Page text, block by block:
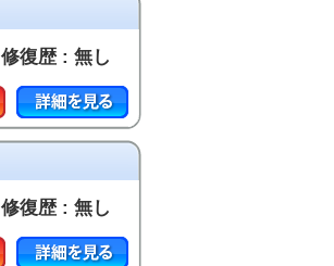
修復歴 : 無し
修復歴 : 無し